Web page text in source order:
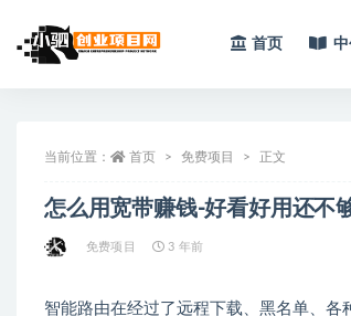
首页 中
当前位置： 首页 免费项目 正文
怎么用宽带赚钱-好看好用还不
免费项目 3 年前
智能路由在经过了远程下载、黑名单、各